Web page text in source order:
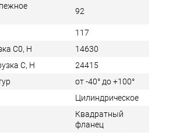
92
117
C0, Н
14630
C, Н
24415
от -40° до +100°
Цилиндрическое
Квадратный
фланец